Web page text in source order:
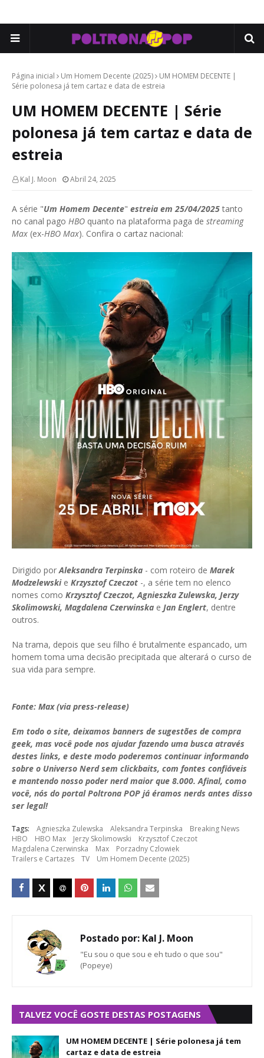
Página inicial Um Homem Decente (2025)
UM HOMEM DECENTE |
Série polonesa já tem cartaz e data de estreia
UM HOMEM DECENTE | Série
polonesa já tem cartaz e data de
estreia
Kal J. Moon Abril 24, 2025
A série "Um Homem Decente" estreia em 25/04/2025tanto
no canal pago HBO quanto na plataforma paga de streaming
Max (ex-HBO Max). Confira o cartaz nacional:
Dirigido porAleksandra Terpinska - com roteiro de Marek
Modzelewskie Krzysztof Czeczot -, a série tem no elenco
nomes como Krzysztof Czeczot, Agnieszka Zulewska, Jerzy
Skolimowski, Magdalena Czerwinska e Jan Englert, dentre
outros.
Na trama, depois que seu filho é brutalmente espancado, um
homem toma uma decisão precipitada que alterará o curso de
sua vida para sempre.
Fonte: Max (via press-release)
Em todo o site, deixamos banners de sugestões de compra
geek, mas você pode nos ajudar fazendo uma busca através
destes links, e deste modo poderemos continuar informando
sobre o Universo Nerd sem clickbaits, com fontes confiáveis
e mantendo nosso poder nerd maior que 8.000. Afinal, como
você, nós do portal Poltrona POP já éramos nerds antes disso
ser legal!
Tags: Agnieszka Zulewska Aleksandra Terpinska
Breaking News
HBO
HBO Max Jerzy Skolimowski
Krzysztof Czeczot
Magdalena Czerwinska
Max
Porzadny Czlowiek
Trailers e Cartazes
TV Um Homem Decente (2025)
Postado por: Kal J. Moon
"Eu sou o que sou e eh tudo o que sou"
(Popeye)
TALVEZ VOCÊ GOSTE DESTAS POSTAGENS
UM HOMEM DECENTE | Série polonesa já tem
cartaz e data de estreia